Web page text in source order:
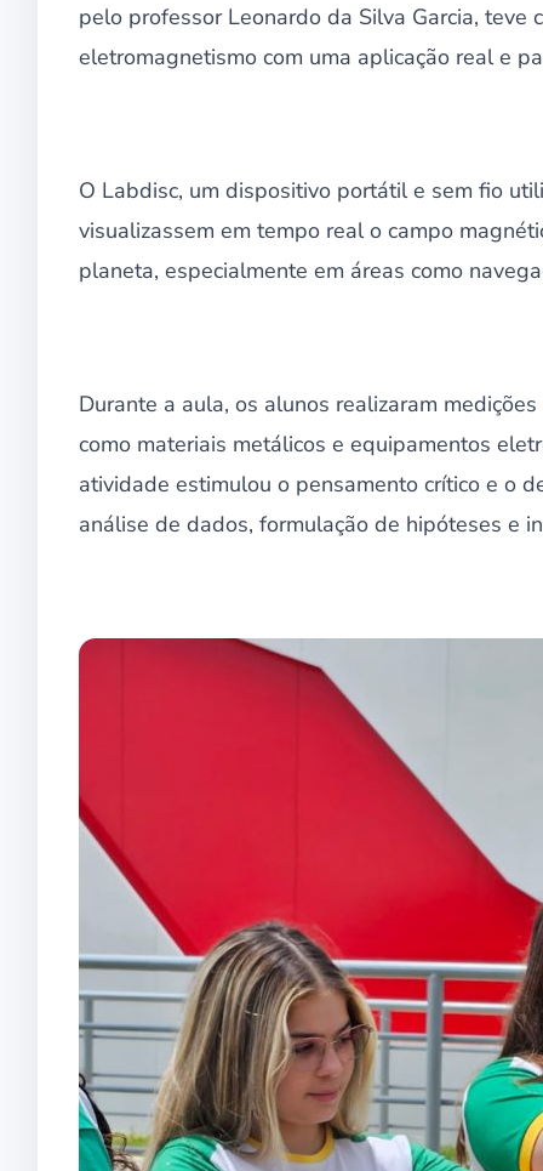
pelo professor Leonardo da Silva Garcia, teve
eletromagnetismo com uma aplicação real e
O Labdisc, um dispositivo portátil e sem fio
visualizassem em tempo real o campo
planeta, especialmente em áreas como
Durante a aula, os alunos realizaram
como materiais metálicos e equipamentos
atividade estimulou o pensamento crítico e o
análise de dados, formulação de hipóteses e